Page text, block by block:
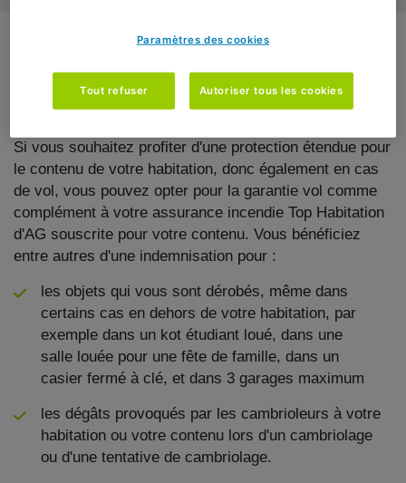
Pourquoi souscrire lagarantie Vol
Si vous souhaitez profiter d'une protection étendue pour
le contenu de votre habitation, donc également en cas
de vol, vous pouvez opter pour la garantie vol comme
complément à votre assurance incendie Top Habitation
d'AG souscrite pour votre contenu. Vous bénéficiez
entre autres d'une indemnisation pour :
les objets qui vous sont dérobés, même dans
certains cas en dehors de votre habitation, par
exemple dans un kot étudiant loué, dans une
salle louée​ pour une fête de famille, dans un
casier fermé à clé, et dans 3 garages maximum
les dégâts provoqués par les cambrioleurs à votre
habitation ou votre contenu lors d'un cambriolage
ou d'une tentative de cambriolage.
Paramètres des cookies
Tout refuser Autoriser tous les cookies